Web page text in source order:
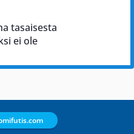
tasaisesta
ei ole